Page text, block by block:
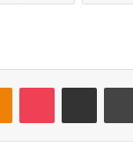
OK Pocket Compartilhar via e-mail